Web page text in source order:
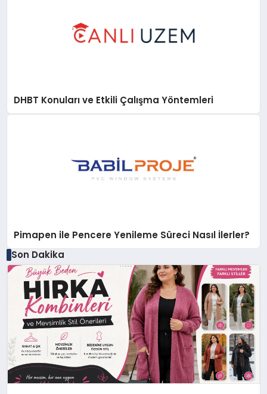
DHBT Konuları ve Etkili Çalışma Yöntemleri
Pimapen ile Pencere Yenileme Süreci Nasıl İlerler?
Son Dakika